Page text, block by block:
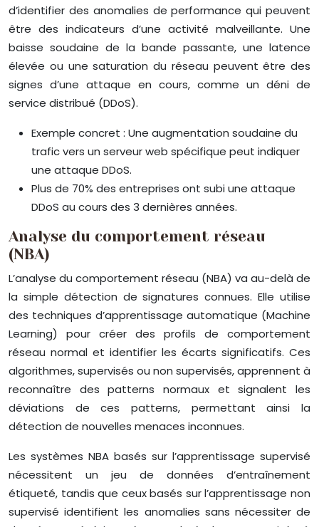
d’identifier des anomalies de performance qui peuvent
être des indicateurs d’une activité malveillante. Une
baisse soudaine de la bande passante, une latence
élevée ou une saturation du réseau peuvent être des
signes d’une attaque en cours, comme un déni de
service distribué (DDoS).
Exemple concret : Une augmentation soudaine du
trafic vers un serveur web spécifique peut indiquer
une attaque DDoS.
Plus de 70% des entreprises ont subi une attaque
DDoS au cours des 3 dernières années.
Analyse du comportement réseau
(NBA)
L’analyse du comportement réseau (NBA) va au-delà de
la simple détection de signatures connues. Elle utilise
des techniques d’apprentissage automatique (Machine
Learning) pour créer des profils de comportement
réseau normal et identifier les écarts significatifs. Ces
algorithmes, supervisés ou non supervisés, apprennent à
reconnaître des patterns normaux et signalent les
déviations de ces patterns, permettant ainsi la
détection de nouvelles menaces inconnues.
Les systèmes NBA basés sur l’apprentissage supervisé
nécessitent un jeu de données d’entraînement
étiqueté, tandis que ceux basés sur l’apprentissage non
supervisé identifient les anomalies sans nécessiter de